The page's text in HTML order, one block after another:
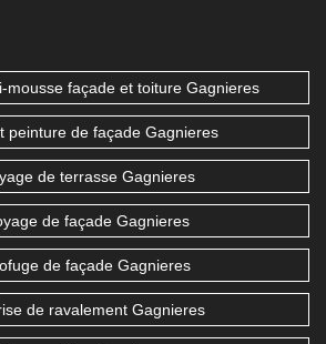
mousse façade et toiture Gagnieres
peinture de façade Gagnieres
de terrasse Gagnieres
de façade Gagnieres
de façade Gagnieres
de ravalement Gagnieres